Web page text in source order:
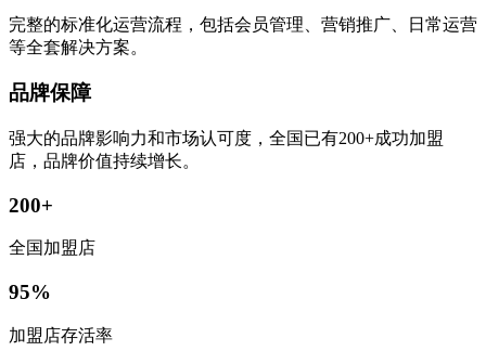
完整的标准化运营流程，包括会员管理、营销推广、日常运营
等全套解决方案。
品牌保障
强大的品牌影响力和市场认可度，全国已有200+成功加盟
店，品牌价值持续增长。
200+
全国加盟店
95%
加盟店存活率